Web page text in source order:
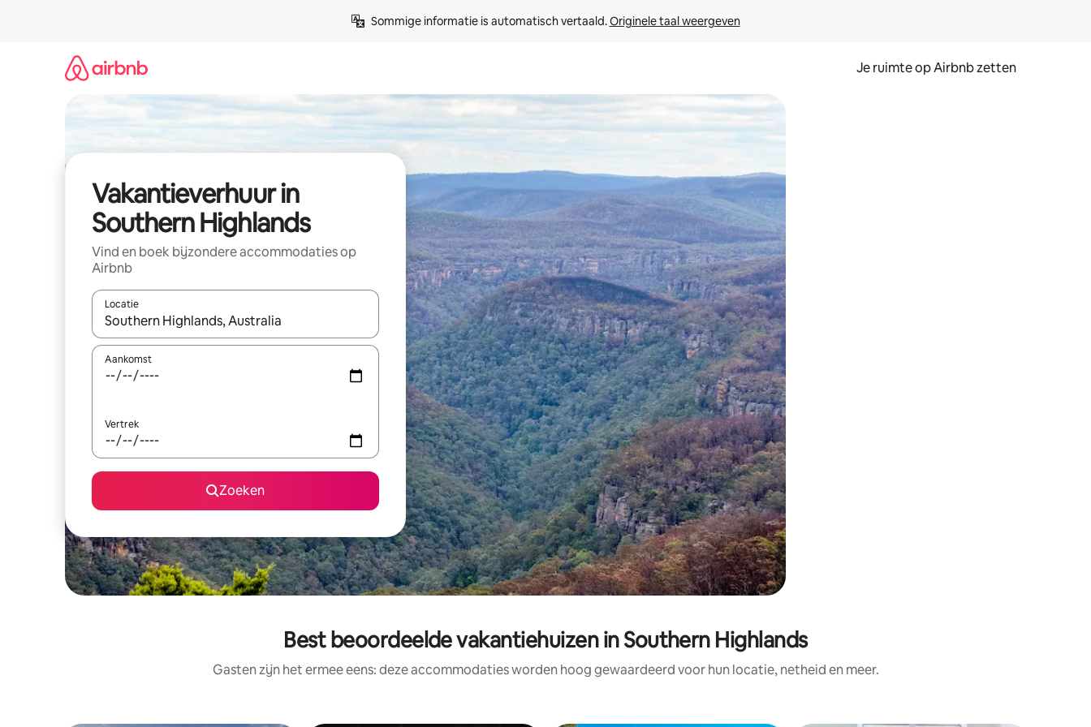
Sommige informatie is automatisch vertaald. Originele taal weergeven
Je ruimte op Airbnb zetten
Vakantieverhuur in
Southern Highlands
Vind en boek bijzondere accommodaties op
Airbnb
Locatie
Wanneer er suggesties beschikbaar zijn, maak je een keuze met je de pijltjestoetsen omhoog en omlaag, óf door te tikken of swipen.
Aankomst
Vertrek
Zoeken
Best beoordeelde vakantiehuizen in Southern Highlands
Gasten zijn het ermee eens: deze accommodaties worden hoog gewaardeerd voor hun locatie, netheid en meer.